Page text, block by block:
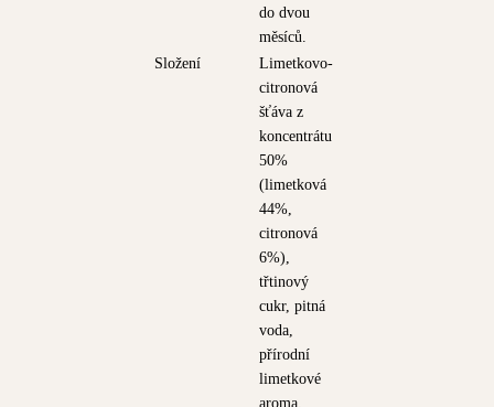
do dvou
měsíců.
Složení
Limetkovo-
citronová
šťáva z
koncentrátu
50%
(limetková
44%,
citronová
6%),
třtinový
cukr, pitná
voda,
přírodní
limetkové
aroma,